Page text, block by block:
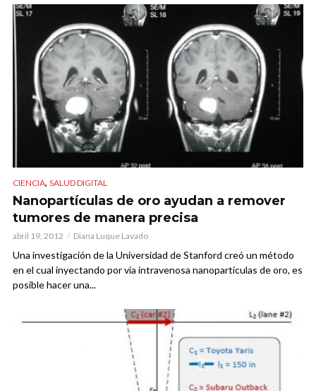
CIENCIA, SALUD DIGITAL
Nanopartículas de oro ayudan a remover
tumores de manera precisa
abril 19, 2012 Diana Luque Lavado
Una investigación de la Universidad de Stanford creó un método
en el cual inyectando por vía intravenosa nanopartículas de oro, es
posible hacer una...